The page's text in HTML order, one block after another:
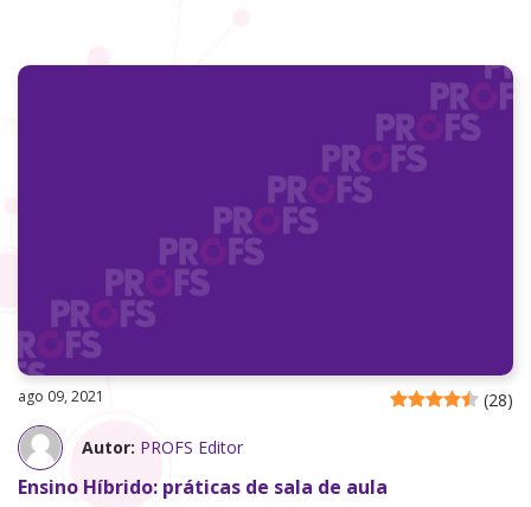
ago 09, 2021 (28)
Autor: PROFS Editor
Ensino Híbrido: práticas de sala de aula